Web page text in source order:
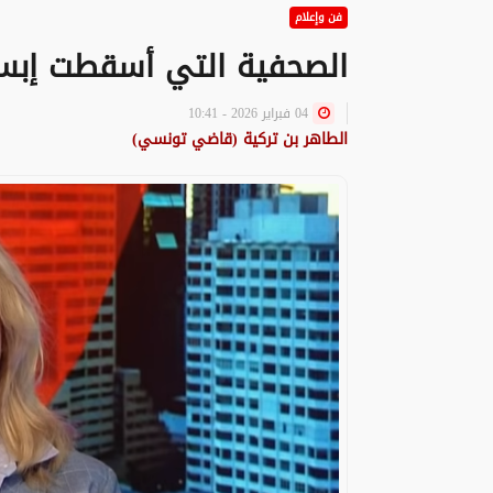
فن وإعلام
الصحفية التي أسقطت
الطاهر بن تركية (قاضي تونسي)